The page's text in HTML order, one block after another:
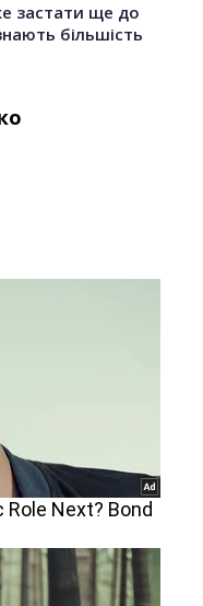
застати ще до
більшість